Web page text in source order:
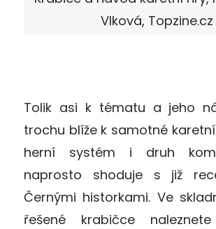
Vlková, Topzine.cz
Tolik asi k tématu a jeho
trochu blíže k samotné karetní
herní systém i druh
naprosto shoduje s již
Černými historkami. Ve
řešené krabičce